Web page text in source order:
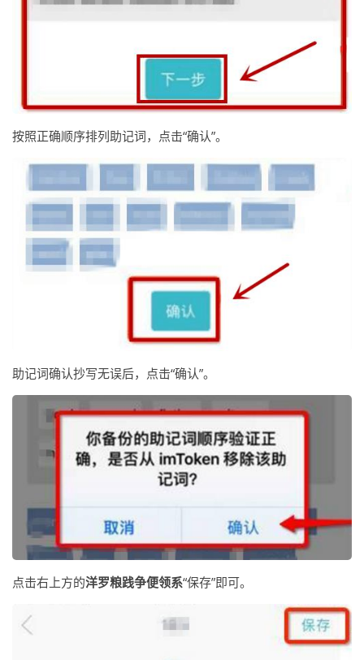
按照正确顺序排列助记词，点击“确认”。
助记词确认抄写无误后，点击“确认”。
点击右上方的洋罗粮践争便领系“保存”即可。